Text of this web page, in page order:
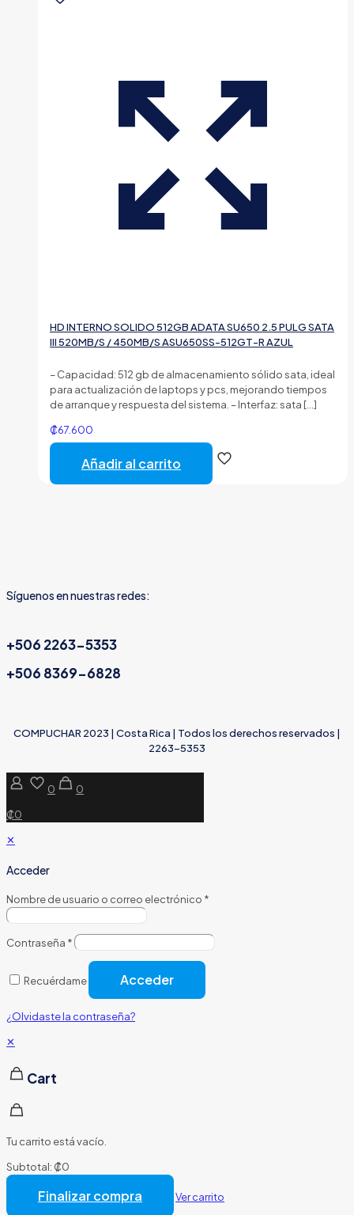
HD INTERNO SOLIDO 512GB ADATA SU650 2.5 PULG SATA
III 520MB/S / 450MB/S ASU650SS-512GT-R AZUL
– Capacidad: 512 gb de almacenamiento sólido sata, ideal
para actualización de laptops y pcs, mejorando tiempos
de arranque y respuesta del sistema. – Interfaz: sata […]
₡67.600
Añadir al carrito
Síguenos en nuestras redes:
+506 2263-5353
+506 8369-6828
COMPUCHAR 2023 | Costa Rica | Todos los derechos reservados |
2263-5353
0
0
₡0
✕
Acceder
Nombre de usuario o correo electrónico *
Contraseña *
Recuérdame Acceder
¿Olvidaste la contraseña?
✕
Cart
Tu carrito está vacío.
Subtotal: ₡0
Total:
Finalizar compra Ver carrito